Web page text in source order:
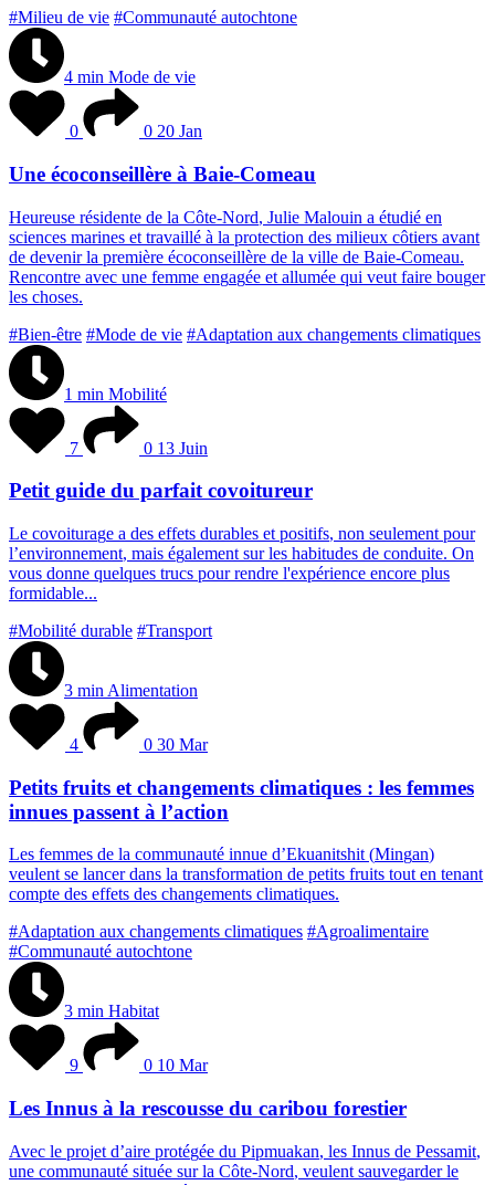
#Milieu de vie #Communauté autochtone
4 min Mode de vie
0 0 20 Jan
Une écoconseillère à Baie-Comeau
Heureuse résidente de la Côte-Nord, Julie Malouin a étudié en
sciences marines et travaillé à la protection des milieux côtiers avant
de devenir la première écoconseillère de la ville de Baie-Comeau.
Rencontre avec une femme engagée et allumée qui veut faire bouger
les choses.
#Bien-être #Mode de vie #Adaptation aux changements climatiques
1 min Mobilité
7 0 13 Juin
Petit guide du parfait covoitureur
Le covoiturage a des effets durables et positifs, non seulement pour
l’environnement, mais également sur les habitudes de conduite. On
vous donne quelques trucs pour rendre l'expérience encore plus
formidable...
#Mobilité durable #Transport
3 min Alimentation
4 0 30 Mar
Petits fruits et changements climatiques : les femmes
innues passent à l’action
Les femmes de la communauté innue d’Ekuanitshit (Mingan)
veulent se lancer dans la transformation de petits fruits tout en tenant
compte des effets des changements climatiques.
#Adaptation aux changements climatiques #Agroalimentaire
#Communauté autochtone
3 min Habitat
9 0 10 Mar
Les Innus à la rescousse du caribou forestier
Avec le projet d’aire protégée du Pipmuakan, les Innus de Pessamit,
une communauté située sur la Côte-Nord, veulent sauvegarder le